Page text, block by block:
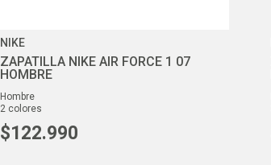
NIKE
ZAPATILLA NIKE AIR FORCE 1 07
HOMBRE
hombre
2 colores
$122.990